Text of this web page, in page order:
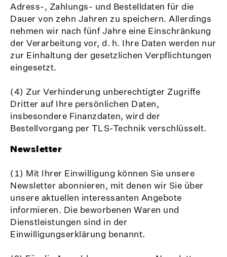
Adress-, Zahlungs- und Bestelldaten für die
Dauer von zehn Jahren zu speichern. Allerdings
nehmen wir nach fünf Jahre eine Einschränkung
der Verarbeitung vor, d. h. Ihre Daten werden nur
zur Einhaltung der gesetzlichen Verpflichtungen
eingesetzt.
(4) Zur Verhinderung unberechtigter Zugriffe
Dritter auf Ihre persönlichen Daten,
insbesondere Finanzdaten, wird der
Bestellvorgang per TLS-Technik verschlüsselt.
Newsletter
(1) Mit Ihrer Einwilligung können Sie unsere
Newsletter abonnieren, mit denen wir Sie über
unsere aktuellen interessanten Angebote
informieren. Die beworbenen Waren und
Dienstleistungen sind in der
Einwilligungserklärung benannt.